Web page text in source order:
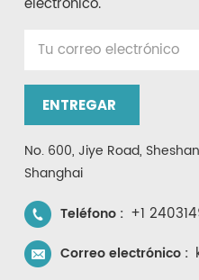
ENTREGAR
No. 600, Jiye Road,
Shanghai
Teléfono : +1
Correo electrónico :